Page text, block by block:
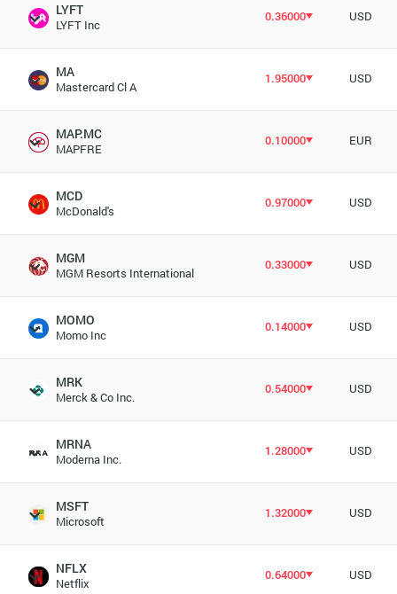
LYFT
LYFT Inc
0.36000 USD
MA
Mastercard Cl A
1.95000 USD
MAP.MC
MAPFRE
0.10000 EUR
MCD
McDonald's
0.97000 USD
MGM
MGM Resorts International
0.33000 USD
MOMO
Momo Inc
0.14000 USD
MRK
Merck & Co Inc.
0.54000 USD
MRNA
Moderna Inc.
1.28000 USD
MSFT
Microsoft
1.32000 USD
NFLX
Netflix
0.64000 USD